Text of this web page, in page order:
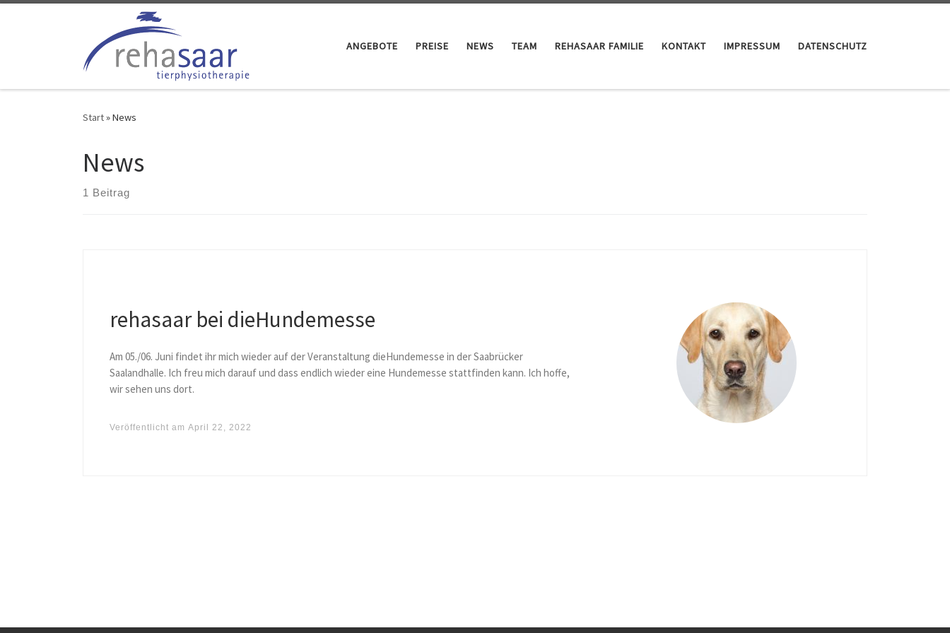
ANGEBOTE PREISE NEWS TEAM REHASAAR FAMILIE KONTAKT IMPRESSUM DATENSCHUTZ
Start»News
News
1 Beitrag
rehasaar bei dieHundemesse
Am 05./06. Juni findet ihr mich wieder auf der Veranstaltung dieHundemesse in der Saabrücker
Saalandhalle. Ich freu mich darauf und dass endlich wieder eine Hundemesse stattfinden kann. Ich hoffe,
wir sehen uns dort.
Veröffentlicht am April 22, 2022